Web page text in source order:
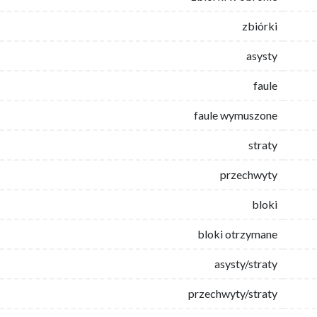
zbiórki
asysty
faule
faule wymuszone
straty
przechwyty
bloki
bloki otrzymane
asysty/straty
przechwyty/straty